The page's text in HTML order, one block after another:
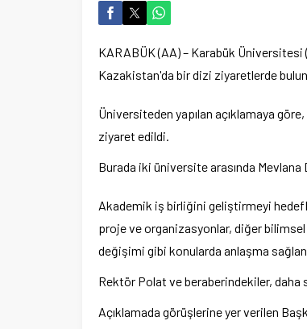
KARABÜK (AA) – Karabük
Kazakistan'da bir dizi ziyaretlerde
Üniversiteden yapılan açıklamaya
ziyaret edildi.
Burada iki üniversite arasında
Akademik iş birliğini geliştirmeyi
proje ve organizasyonlar, diğer
değişimi gibi konularda anlaşma
Rektör Polat ve beraberindekiler, daha
Açıklamada görüşlerine yer verilen